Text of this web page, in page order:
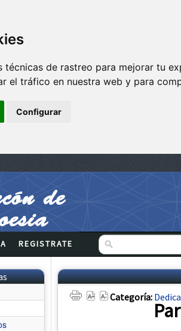
técnicas de rastreo para mejorar tu
el tráfico en nuestra web y para
Configurar
REGISTRATE
Categoría: